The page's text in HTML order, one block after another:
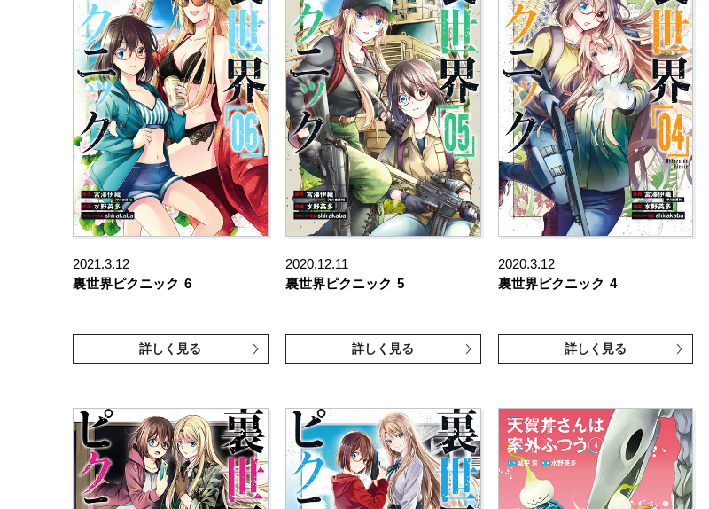
2021.3.12
裏世界ピクニック 6
詳しく見る
2020.12.11
裏世界ピクニック 5
詳しく見る
2020.3.12
裏世界ピクニック 4
詳しく見る